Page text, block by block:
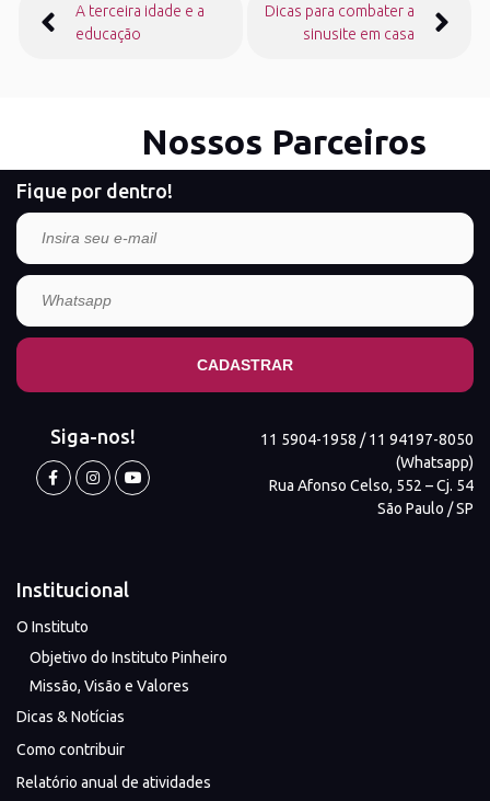
de
A terceira idade e a
educação
Dicas para combater a
sinusite em casa
Nossos Parceiros
Fique por dentro!
Siga-nos!
11 5904-1958 / 11 94197-8050
(Whatsapp)
Rua Afonso Celso, 552 – Cj. 54
São Paulo / SP
Institucional
O Instituto
Objetivo do Instituto Pinheiro
Missão, Visão e Valores
Dicas & Notícias
Como contribuir
Relatório anual de atividades